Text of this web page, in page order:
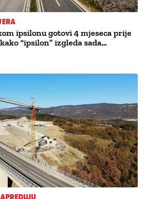
ipsilonu gotovi 4 mjeseca prije
“ipsilon” izgleda sada…